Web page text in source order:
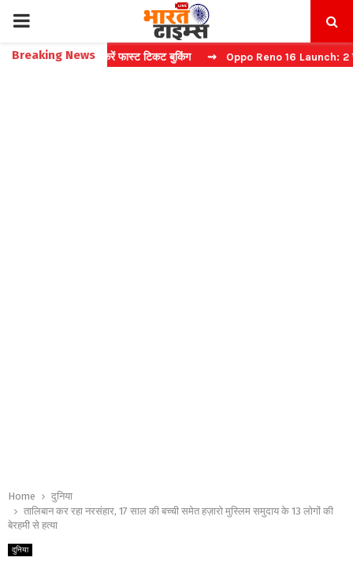
PRIMARY
MENU
Breaking News
बिना कैप्चा करें फास्ट टिकट बुकिंग ⇝ Oppo Reno 16 Launch: 2 जुलाई
Home
दुनिया
तालिबान कर रहा नरसंहार, 17 साल की बच्ची समेत हज़ारो मुस्लिम समुदाय के 13 लोगों की
बेरहमी से हत्या
दुनिया